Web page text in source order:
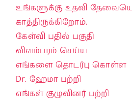
உங்களுக்கு உதவி
காத்திருக்கிறோம்.
கேள்வி பதில் பகுதி
விளம்பரம் செய்ய
எங்களை தொடர்பு கொள்ள
Dr. ஹேமா பற்றி
எங்கள் குழுவினர் பற்றி